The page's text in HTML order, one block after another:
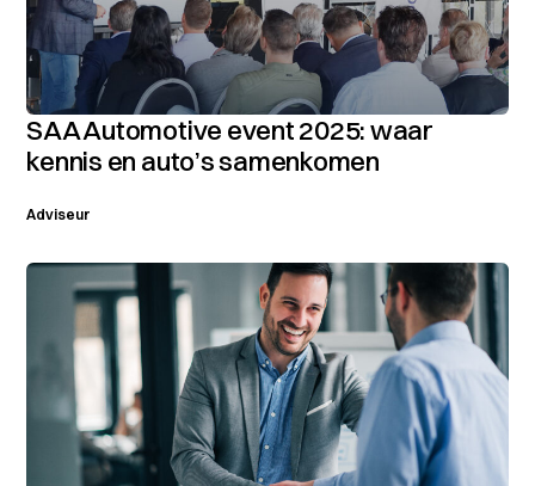
SAA Automotive event 2025: waar
kennis en auto’s samenkomen
Adviseur